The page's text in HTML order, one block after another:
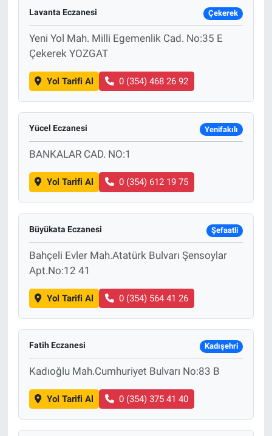
Lavanta Eczanesi Çekerek
Yeni Yol Mah. Milli Egemenlik Cad. No:35 E
Çekerek YOZGAT
Yol Tarifi Al 0 (354) 468 26 92
Yücel Eczanesi Yenifakılı
BANKALAR CAD. NO:1
Yol Tarifi Al 0 (354) 612 19 75
Büyükata Eczanesi Şefaatli
Bahçeli Evler Mah.Atatürk Bulvarı Şensoylar
Apt.No:12 41
Yol Tarifi Al 0 (354) 564 41 26
Fatih Eczanesi Kadışehri
Kadıoğlu Mah.Cumhuriyet Bulvarı No:83 B
Yol Tarifi Al 0 (354) 375 41 40